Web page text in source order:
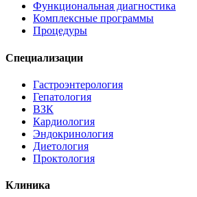
Функциональная диагностика
Комплексные программы
Процедуры
Специализации
Гастроэнтерология
Гепатология
ВЗК
Кардиология
Эндокринология
Диетология
Проктология
Клиника